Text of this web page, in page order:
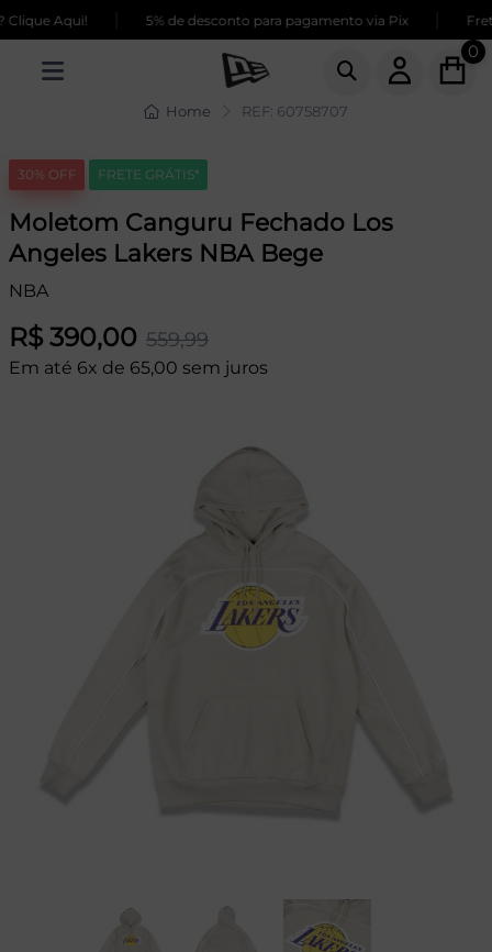
Aqui! 5% de desconto para pagamento via Pix
0
Home REF: 60758707
30% OFF FRETE GRÁTIS*
Moletom Canguru Fechado Los
Angeles Lakers NBA Bege
NBA
R$ 390,00 559,99
Em até 6x de 65,00 sem juros